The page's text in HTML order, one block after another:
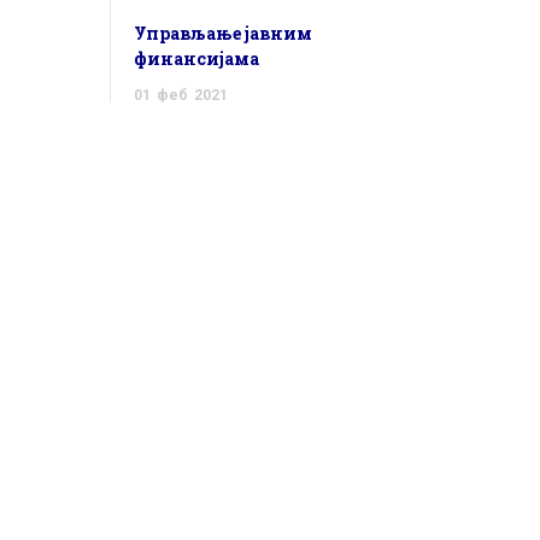
Управљање јавним
финансијама
01 феб 2021